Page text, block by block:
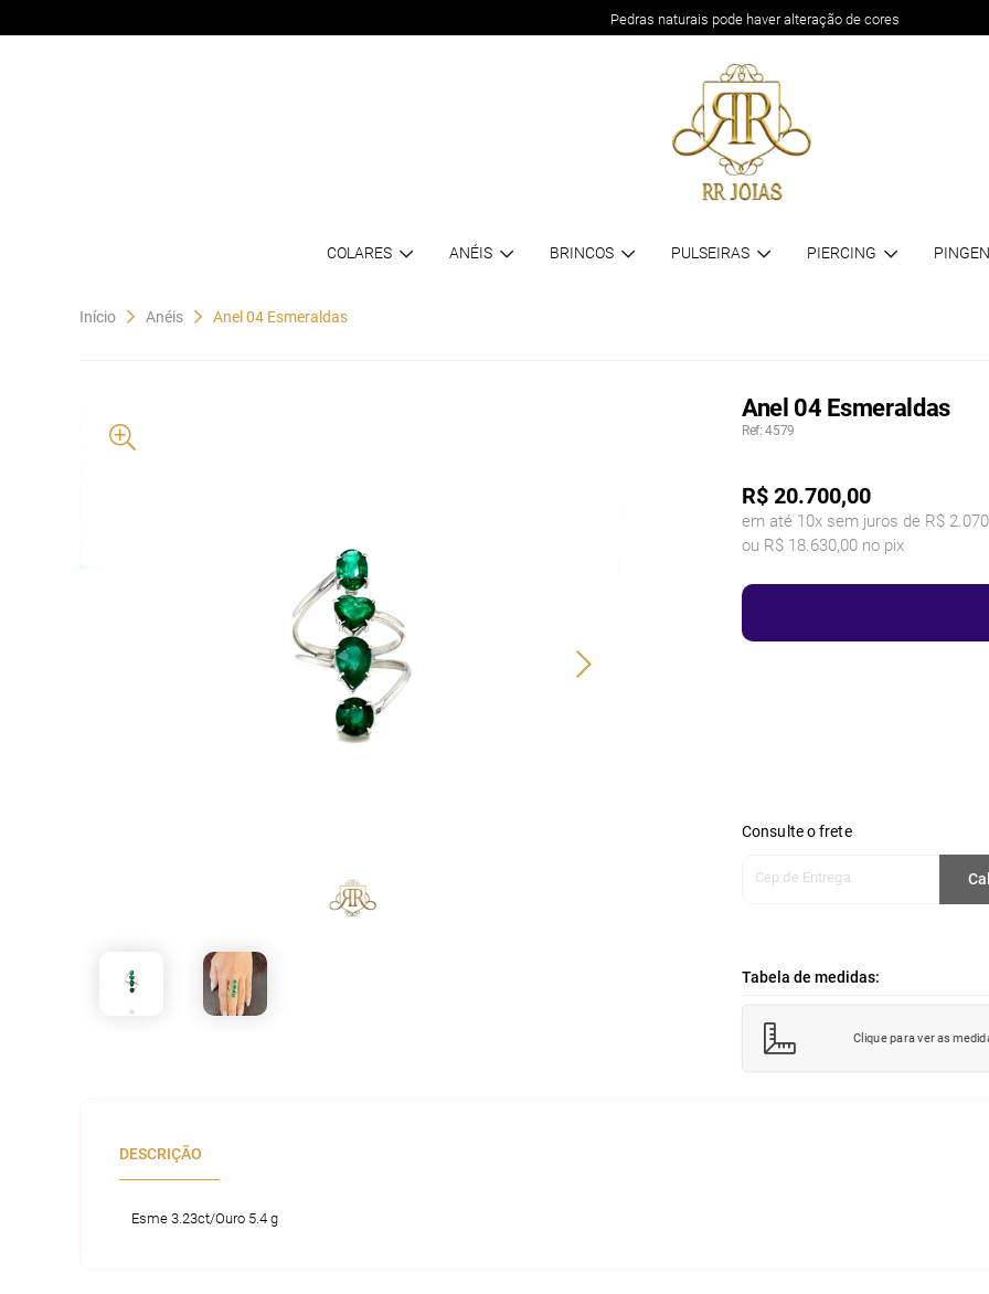
Pedras naturais pode haver alteração de cores
COLARES ANÉIS BRINCOS PULSEIRAS PIERCING
Início Anéis Anel 04 Esmeraldas
Anel 04 Esmeraldas
Ref: 4579
R$ 20.700,00
em até 10x sem juros de R$
ou R$ 18.630,00 no pix
Consulte o frete
Cep de Entrega
Tabela de medidas:
Clique para ver as
DESCRIÇÃO
Esme 3.23ct/Ouro 5.4 g